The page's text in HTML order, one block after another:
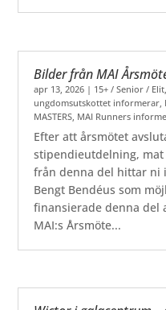
Bilder från MAI
apr 13, 2026 | 15+ / Senior / Elit
ungdomsutskottet informerar
MASTERS MAI Runners
Efter att årsmötet
stipendieutdelning,
från denna del hittar ni
Bengt Bendéus som
finansierade denna del
MAI:s Årsmöte...